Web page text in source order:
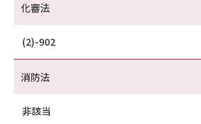
化審法
(2)-902
消防法
非該当